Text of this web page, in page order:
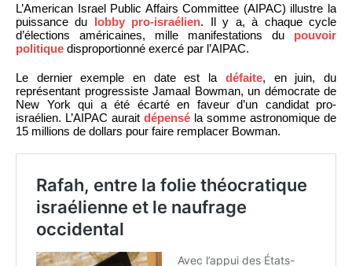
L’American Israel Public Affairs Committee (AIPAC) illustre la
puissance du lobby pro-israélien. Il y a, à chaque cycle
d’élections américaines, mille manifestations du pouvoir
politique disproportionné exercé par l’AIPAC.
Le dernier exemple en date est la défaite, en juin, du
représentant progressiste Jamaal Bowman, un démocrate de
New York qui a été écarté en faveur d’un candidat pro-
israélien. L’AIPAC aurait dépensé la somme astronomique de
15 millions de dollars pour faire remplacer Bowman.